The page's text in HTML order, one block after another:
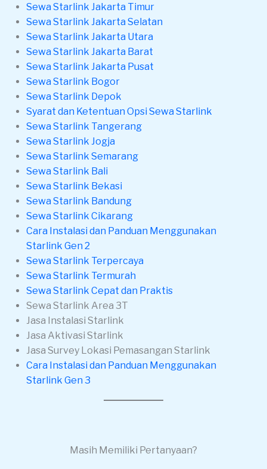
Sewa Starlink Jakarta Timur
Sewa Starlink Jakarta Selatan
Sewa Starlink Jakarta Utara
Sewa Starlink Jakarta Barat
Sewa Starlink Jakarta Pusat
Sewa Starlink Bogor
Sewa Starlink Depok
Syarat dan Ketentuan Opsi Sewa Starlink
Sewa Starlink Tangerang
Sewa Starlink Jogja
Sewa Starlink Semarang
Sewa Starlink Bali
Sewa Starlink Bekasi
Sewa Starlink Bandung
Sewa Starlink Cikarang
Cara Instalasi dan Panduan Menggunakan
Starlink Gen 2
Sewa Starlink Terpercaya
Sewa Starlink Termurah
Sewa Starlink Cepat dan Praktis
Sewa Starlink Area 3T
Jasa Instalasi Starlink
Jasa Aktivasi Starlink
Jasa Survey Lokasi Pemasangan Starlink
Cara Instalasi dan Panduan Menggunakan
Starlink Gen 3
Masih Memiliki Pertanyaan?